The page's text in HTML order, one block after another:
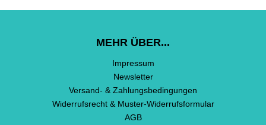
MEHR ÜBER...
Impressum
Newsletter
Versand- & Zahlungsbedingungen
Widerrufsrecht & Muster-Widerrufsformular
AGB